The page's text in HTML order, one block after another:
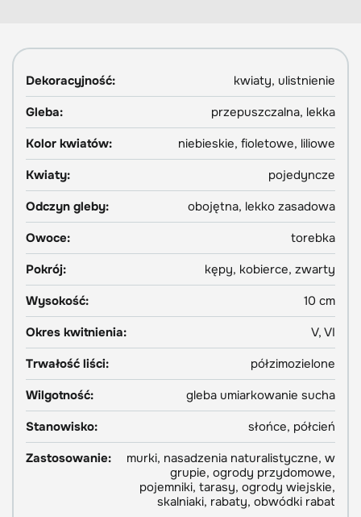
Dekoracyjność:
kwiaty, ulistnienie
Gleba:
przepuszczalna, lekka
Kolor kwiatów:
niebieskie, fioletowe, liliowe
Kwiaty:
pojedyncze
Odczyn gleby:
obojętna, lekko zasadowa
Owoce:
torebka
Pokrój:
kępy, kobierce, zwarty
Wysokość:
10 cm
Okres kwitnienia:
V, VI
Trwałość liści:
półzimozielone
Wilgotność:
gleba umiarkowanie sucha
Stanowisko:
słońce, półcień
Zastosowanie:
murki, nasadzenia naturalistyczne, w
grupie, ogrody przydomowe,
pojemniki, tarasy, ogrody wiejskie,
skalniaki, rabaty, obwódki rabat